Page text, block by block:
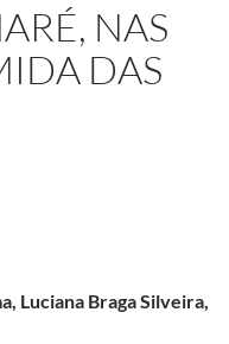
NAS
DAS
Luciana Braga Silveira,